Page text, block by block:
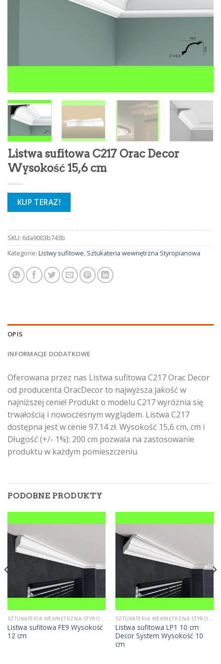
Listwa sufitowa C217 Orac Decor
Wysokość 15,6 cm
KUP TERAZ!
SKU: 6da9003b743b
Kategorie: Listwy sufitowe, Sztukateria wewnętrzna Styropianowa
OPIS
INFORMACJE DODATKOWE
Oferowana przez nas Listwa sufitowa C217 Orac Decor
od producenta OracDecor to najwyższa jakość w
najniższej cenie! Produkt o modelu C217 wyróżnia się
trwałością i nowoczesnym wyglądem. Listwa C217
dostępna jest w cenie 97.14 zł. Wysokość 15,6 cm, cm i
Długość (+/- 1%): 200 cm pozwala na zastosowanie
produktu w każdym pomieszczeniu.
PODOBNE PRODUKTY
SZTUKATERIA WEWNĘTRZNA STYROPIANOWA
Listwa sufitowa FE9 Wysokość
12 cm
SZTUKATERIA WEWNĘTRZNA STYROPIANOWA
Listwa sufitowa LP1 10 cm
Decor System Wysokość 10
cm